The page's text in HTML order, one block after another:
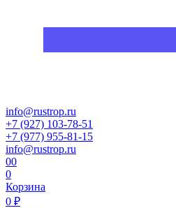
info@rustrop.ru
+7 (927) 103-78-51
+7 (977) 955-81-15
info@rustrop.ru
00
0
Корзина
0 ₽